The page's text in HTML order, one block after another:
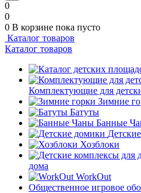
0
0
0 В корзине пока пусто
Каталог товаров
Каталог товаров
Комплектующие для
Зимние
Батуты
Банные
Хозблоки
дома
WorkOut
Общественное игровое